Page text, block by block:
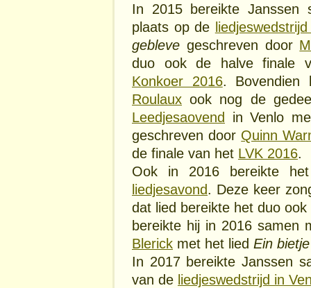
In 2015 bereikte
plaats op de
gebleve geschreven door
duo ook de halve finale
Konkoer 2016. Bovendien
Roulaux ook nog de
Leedjesaovend in Venlo
geschreven door Quinn
de finale van het LVK 2016.
Ook in 2016 bereikte
liedjesavond. Deze keer
dat lied bereikte het duo
bereikte hij in 2016 samen
Blerick met het lied Ein
In 2017 bereikte Janssen
van de liedjeswedstrijd in